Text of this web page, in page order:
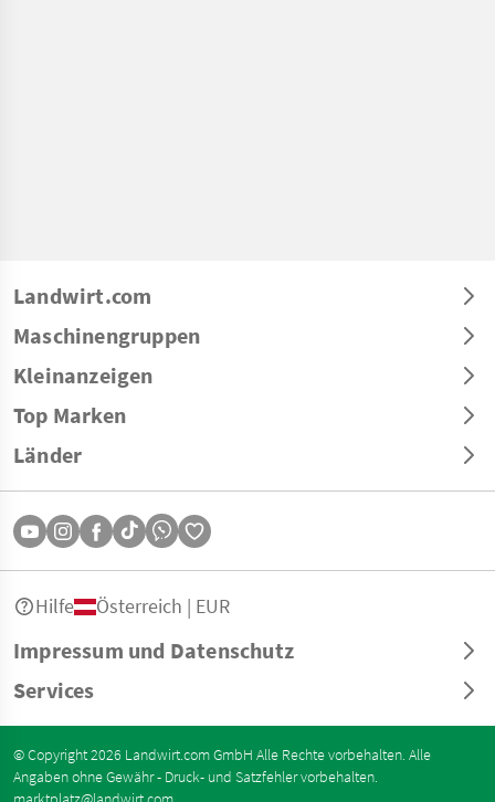
Landwirt.com
Maschinengruppen
Kleinanzeigen
Top Marken
Länder
Impressum und Datenschutz
Services
Hilfe Österreich | EUR
© Copyright 2026 Landwirt.com GmbH Alle Rechte vorbehalten. Alle
Angaben ohne Gewähr - Druck- und Satzfehler vorbehalten.